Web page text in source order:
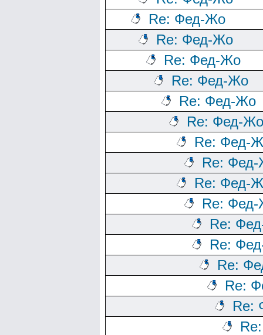
Re: Фед-Жо
Re: Фед-Жо
Re: Фед-Жо
Re: Фед-Жо
Re: Фед-Жо
Re: Фед-Жо
Re: Фед-
Re:
Re: Фед-
Re:
Re:
Re:
Re:
Re:
Re: